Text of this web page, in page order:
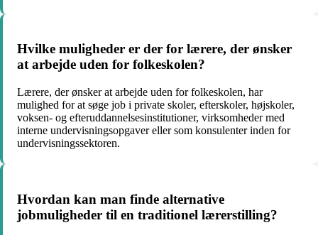
Hvilke muligheder er der for lærere, der ønsker
at arbejde uden for folkeskolen?
Lærere, der ønsker at arbejde uden for folkeskolen, har
mulighed for at søge job i private skoler, efterskoler, højskoler,
voksen- og efteruddannelsesinstitutioner, virksomheder med
interne undervisningsopgaver eller som konsulenter inden for
undervisningssektoren.
Hvordan kan man finde alternative
jobmuligheder til en traditionel lærerstilling?